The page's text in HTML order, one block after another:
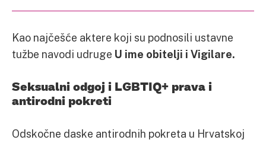
Kao najčešće aktere koji su podnosili ustavne
tužbe navodi udruge U ime obitelji i Vigilare.
Seksualni odgoj i LGBTIQ+ prava i
antirodni pokreti
Odskočne daske antirodnih pokreta u Hrvatskoj